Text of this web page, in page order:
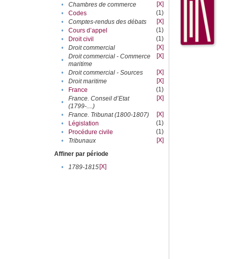
•
Chambres de commerce
[X]
•
Codes
(1)
•
Comptes-rendus des débats
[X]
•
Cours d’appel
(1)
•
Droit civil
(1)
•
Droit commercial
[X]
•
Droit commercial - Commerce
maritime
[X]
• Droit commercial - Sources
[X]
•
Droit maritime
[X]
•
France
(1)
•
France. Conseil d’Etat
(1799-....)
[X]
• France. Tribunat (1800-1807)
[X]
•
Législation
(1)
•
Procédure civile
(1)
•
Tribunaux
[X]
Affiner par période
•
1789-1815[X]